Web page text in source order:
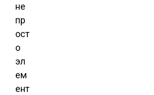
не
пр
ост
о
эл
ем
ент